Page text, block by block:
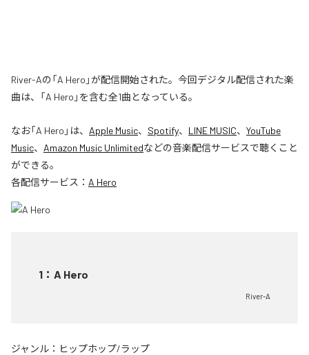
River-Aの「A Hero」が配信開始された。今回デジタル配信された楽
曲は、「A Hero」を含む全1曲となっている。
なお「A Hero 」は、 Apple Music、 Spotify、 LINE MUSIC、 YouTube
Music、 Amazon Music Unlimitedなどの音楽配信サービスで聴くこと
ができる。
各配信サービス： A Hero
1 ： A Hero
River-A
ジャンル： ヒップホップ/ラップ